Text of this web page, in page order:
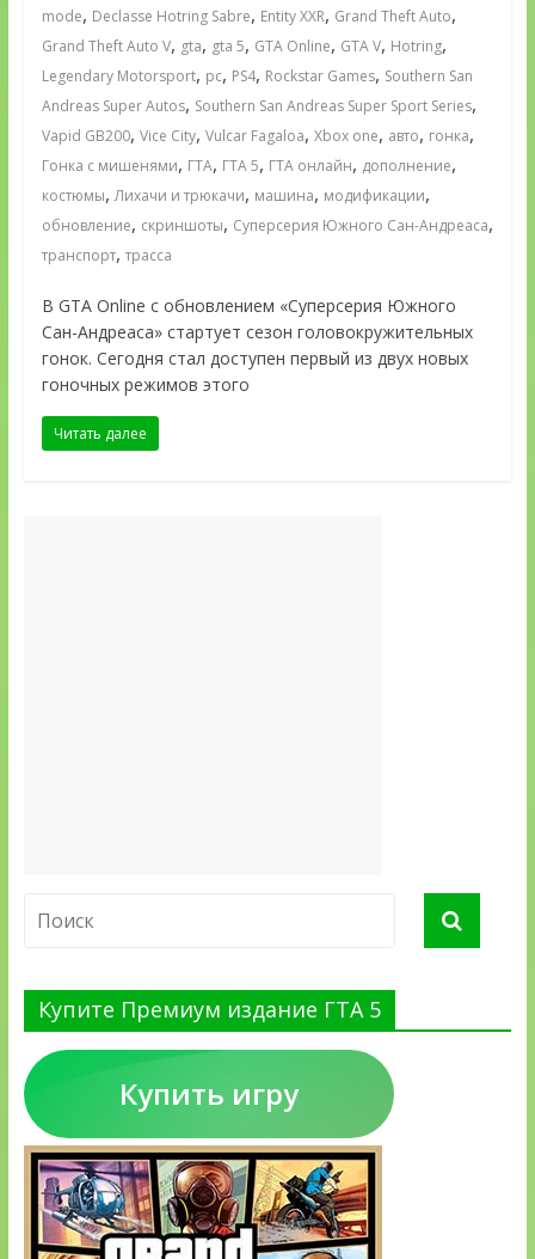
mode, Declasse Hotring Sabre, Entity XXR, Grand Theft Auto,
Grand Theft Auto V, gta, gta 5, GTA Online, GTA V, Hotring,
Legendary Motorsport, pc, PS4, Rockstar Games, Southern San
Andreas Super Autos, Southern San Andreas Super Sport Series,
Vapid GB200, Vice City, Vulcar Fagaloa, Xbox one, авто, гонка,
Гонка с мишенями, ГТА, ГТА 5, ГТА онлайн, дополнение,
костюмы,Лихачи и трюкачи, машина, модификации,
обновление, скриншоты, Суперсерия Южного Сан-Андреаса,
транспорт, трасса
В GTA Online с обновлением «Суперсерия Южного
Сан-Андреаса» стартует сезон головокружительных
гонок. Сегодня стал доступен первый из двух новых
гоночных режимов этого
Читать далее
Купите Премиум издание ГТА 5
Купить игру